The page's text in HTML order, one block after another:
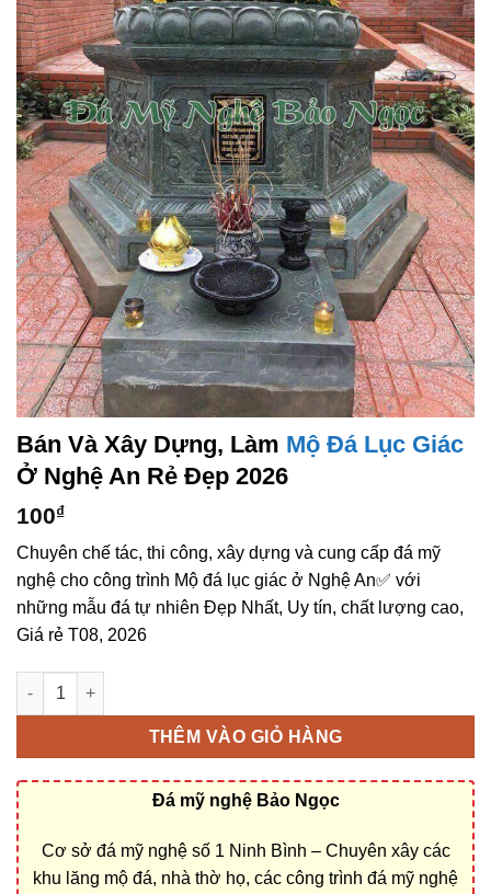
Bán Và Xây Dựng, Làm Mộ Đá Lục Giác
Ở Nghệ An Rẻ Đẹp 2026
100₫
Chuyên chế tác, thi công, xây dựng và cung cấp đá mỹ
nghệ cho công trình Mộ đá lục giác ở Nghệ An✅ với
những mẫu đá tự nhiên Đẹp Nhất, Uy tín, chất lượng cao,
Giá rẻ T08, 2026
Bán và xây dựng, làm Mộ đá lục giác ở Nghệ An rẻ đẹp số
THÊM VÀO GIỎ HÀNG
Đá mỹ nghệ Bảo Ngọc
Cơ sở đá mỹ nghệ số 1 Ninh Bình – Chuyên xây các
khu lăng mộ đá, nhà thờ họ, các công trình đá mỹ nghệ